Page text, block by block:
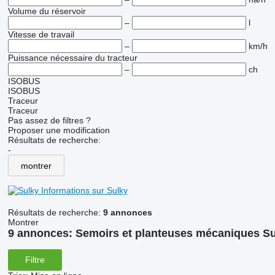
Volume du réservoir
–
l
Vitesse de travail
–
km/h
Puissance nécessaire du tracteur
–
ch
ISOBUS
ISOBUS
Traceur
Traceur
Pas assez de filtres ?
Proposer une modification
Résultats de recherche:
-
montrer
Informations sur Sulky
Résultats de recherche: 9 annonces
Montrer
9 annonces: Semoirs et planteuses mécaniques
Filtre